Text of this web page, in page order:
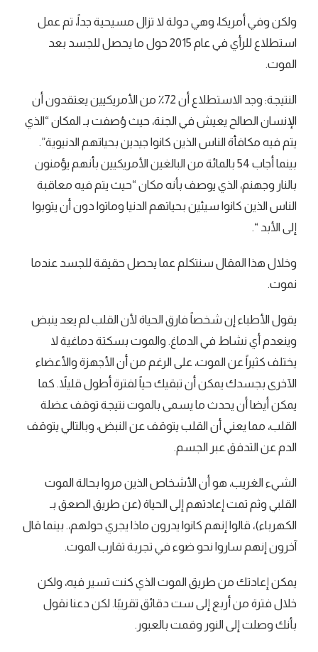
ولكن وفي أمريكا، وهي دولة لا تزال مسيحية جداً، تم عمل
استطلاع للرأي في عام 2015 حول ما يحصل للجسد بعد
الموت.
النتيجة: وجد الاستطلاع أن 72٪ من الأمريكيين يعتقدون أن
الإنسان الصالح يعيش في الجنة، حيث وُصفت بـ المكان “الذي
يتم فيه مكافأة الناس الذين كانوا جيدين بحياتهم الدنيوية”.
بينما أجاب 54 بالمائة من البالغين الأمريكيين بأنهم يؤمنون
بالنار وجهنم، الذي يوصف بأنه مكان “حيث يتم فيه معاقبة
الناس الذين كانوا سيئين بحياتهم الدنيا وماتوا دون أن يتوبوا
إلى الأبد “.
وخلال هذا المقال سنتكلم عما يحصل حقيقة للجسد عندما
نموت.
يقول الأطباء إن شخصاً فارق الحياة لأن القلب لم يعد ينبض
وينعدم أي نشاط في الدماغ. والموت بسكتة دماغية لا
يختلف كثيراً عن الموت، على الرغم من أن الأجهزة والأعضاء
الآخرى بجسدك يمكن أن تبقيك حياً لفترة أطول قليلاً. كما
يمكن أيضا أن يحدث ما يسمى بالموت نتيجة توقف عضلة
القلب، مما يعني أن القلب يتوقف عن النبض، وبالتالي يتوقف
الدم عن التدفق عبر الجسم.
الشيء الغريب، هو أن الأشخاص الذين مروا بحالة الموت
القلبي وثم تمت إعادتهم إلى الحياة (عن طريق الصعق بـ
الكهرباء)، قالوا إنهم كانوا يدرون ماذا يجري حولهم،. بينما قال
آخرون إنهم ساروا نحو ضوء في تجربة تقارب الموت.
يمكن إعادتك من طريق الموت الذي كنت تسير فيه، ولكن
خلال فترة من أربع إلى ست دقائق تقريبًا. لكن دعنا نقول
بأنك وصلت إلى النور وقمت بالعبور.